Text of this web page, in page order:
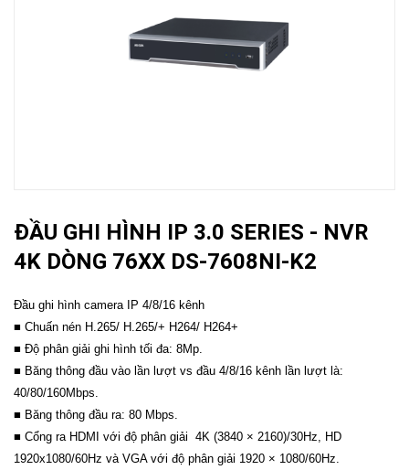
ĐẦU GHI HÌNH IP 3.0 SERIES - NVR
4K DÒNG 76XX DS-7608NI-K2
Đầu ghi hình camera IP 4/8/16 kênh
■ Chuấn nén H.265/ H.265/+ H264/ H264+
■ Độ phân giải ghi hình tối đa: 8Mp.
■ Băng thông đầu vào lần lượt vs đầu 4/8/16 kênh lần lượt là:
40/80/160Mbps.
■ Băng thông đầu ra: 80 Mbps.
■ Cổng ra HDMI với độ phân giải 4K (3840 × 2160)/30Hz, HD
1920x1080/60Hz và VGA với độ phân giải 1920 × 1080/60Hz.